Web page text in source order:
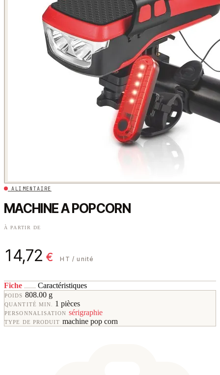
ALIMENTAIRE
MACHINE A POPCORN
À PARTIR DE
14,72€ HT / unité
Fiche Caractéristiques
POIDS 808.00 g
QUANTITÉ MIN. 1 pièces
PERSONNALISATION sérigraphie
TYPE DE PRODUIT machine pop corn